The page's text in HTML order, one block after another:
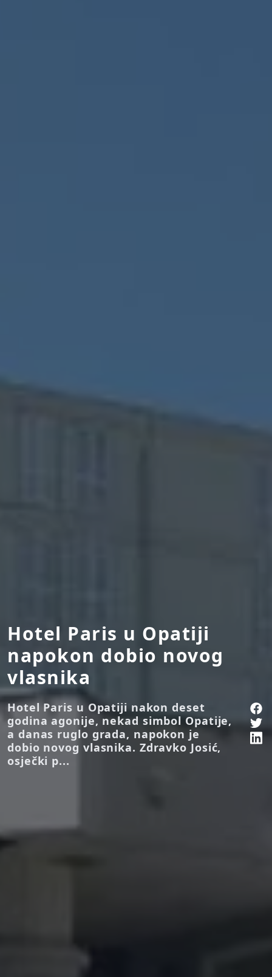
Hotel Paris u Opatiji
napokon dobio novog
vlasnika
Hotel Paris u Opatiji nakon deset
godina agonije, nekad simbol Opatije,
a danas ruglo grada, napokon je
dobio novog vlasnika. Zdravko Josić,
osječki p...